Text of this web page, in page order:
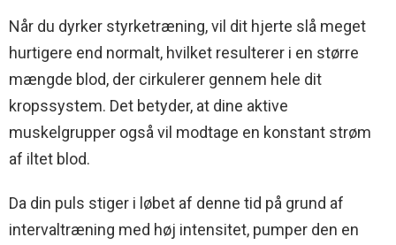
Når du dyrker styrketræning, vil dit hjerte slå meget
hurtigere end normalt, hvilket resulterer i en større
mængde blod, der cirkulerer gennem hele dit
kropssystem. Det betyder, at dine aktive
muskelgrupper også vil modtage en konstant strøm
af iltet blod.
Da din puls stiger i løbet af denne tid på grund af
intervaltræning med høj intensitet, pumper den en